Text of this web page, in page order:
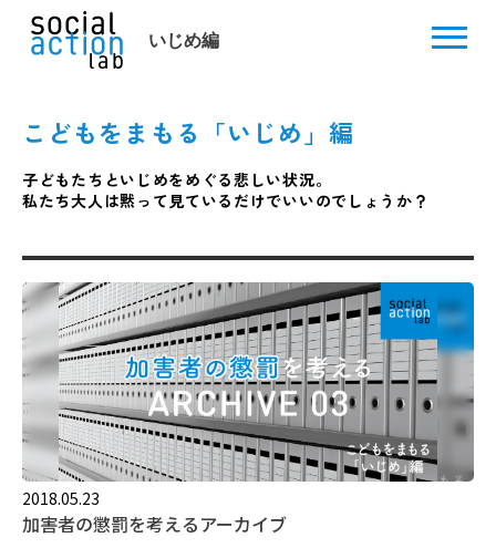
こどもをまもる「いじめ」編
子どもたちといじめをめぐる悲しい状況。
私たち大人は黙って見ているだけでいいのでしょうか？
2018.05.23
加害者の懲罰を考えるアーカイブ